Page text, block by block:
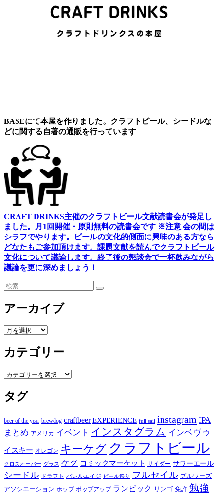
BASEにて本屋を作りました。クラフトビール、シードルな
どに関する自著の通販を行っています
CRAFT DRINKS主催のクラフトビール文献読書会が発足し
ました。
月1回開催・原則無料の読書会です ※注意 会の間は
シラフでやります。
ビールの文化的側面に興味のある方なら
どなたもご参加頂けます。 課題文献を読んでクラフトビール
文化について議論します。 終了後の懇談会で一杯飲みながら
議論を更に深めましょう！
検
検
アーカイブ
ア
カ
イ
ブ
カテゴリー
カ
ゴ
リ
タグ
beer of the year brewdog craftbeer EXPERIENCE full sail instagram IPA
まとめ アメリカ イベント インスタグラム インベヴ ウ
イスキー オレゴン キーケグ クラフトビール
クロスオーバー グラス ケグ コミックマーケット サイダー サワーエール
シードル ドラフト バレルエイジ ビール祭り フルセイル ブルワーズ
アソシエーション ホップ ポップアップ ランビック リンゴ 免許 勉強